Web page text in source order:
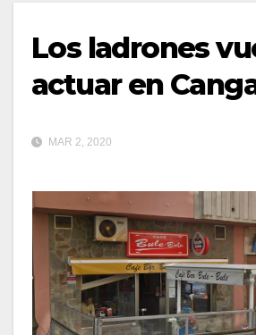
Los ladrones
actuar en
MAR 2, 2020